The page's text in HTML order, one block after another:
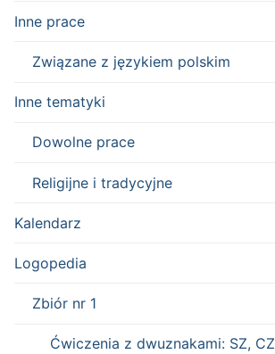
Inne prace
Związane z językiem polskim
Inne tematyki
Dowolne prace
Religijne i tradycyjne
Kalendarz
Logopedia
Zbiór nr 1
Ćwiczenia z dwuznakami: SZ, CZ